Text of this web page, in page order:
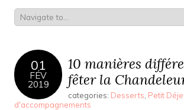
01
FÉV
2019
10 manières
fêter la
categories: Desserts Petit
d'accompagnements